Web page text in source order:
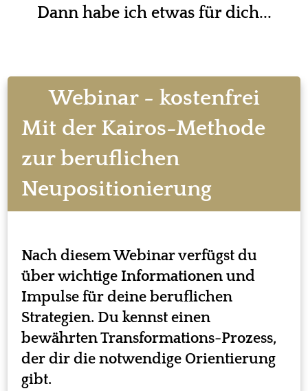
Dann habe ich etwas für dich...
Webinar - kostenfrei
Mit der Kairos-Methode
zur beruflichen
Neupositionierung
Nach diesem Webinar verfügst du
über wichtige Informationen und
Impulse für deine beruflichen
Strategien. Du kennst einen
bewährten Transformations-Prozess,
der dir die notwendige Orientierung
gibt.